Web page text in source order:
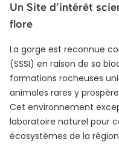
Un Site d’intérêt
flore
La gorge est reconnue
(SSSI) en raison de sa
formations rocheuses
animales rares y
Cet environnement
laboratoire naturel pour
écosystèmes de la